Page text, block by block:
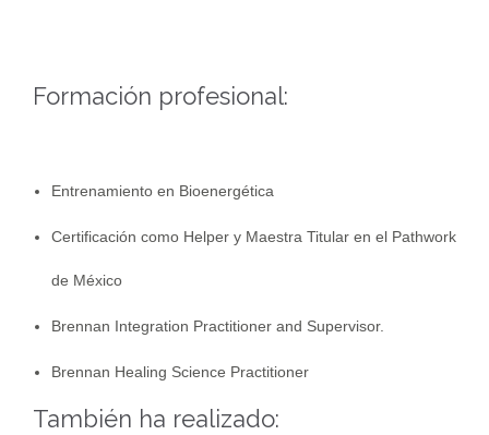
Formación profesional:
Entrenamiento en Bioenergética
Certificación como Helper y Maestra Titular en el Pathwork
de México
Brennan Integration Practitioner and Supervisor.
Brennan Healing Science Practitioner
También ha realizado: